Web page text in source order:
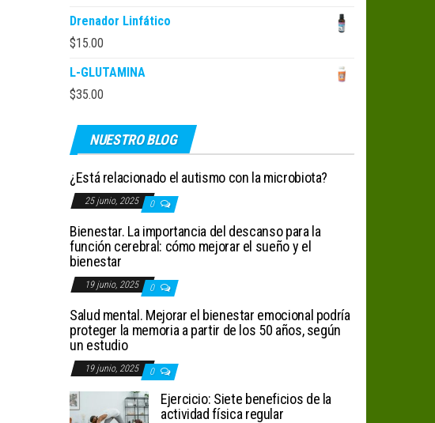
Drenador Linfático
$15.00
L-GLUTAMINA
$35.00
NUESTRO BLOG
¿Está relacionado el autismo con la microbiota?
25 junio, 2025 0
Bienestar. La importancia del descanso para la
función cerebral: cómo mejorar el sueño y el
bienestar
19 junio, 2025 0
Salud mental. Mejorar el bienestar emocional podría
proteger la memoria a partir de los 50 años, según
un estudio
19 junio, 2025 0
Ejercicio: Siete beneficios de la
actividad física regular